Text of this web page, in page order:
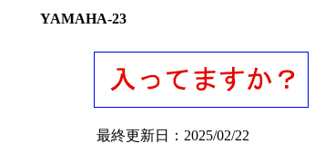
YAMAHA-23
最終更新日： 2025/02/22